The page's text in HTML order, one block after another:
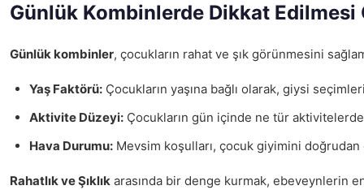
Günlük Kombinlerde Dikkat Edilmesi
Günlük kombinler, çocukların rahat ve şık görünmesini
Yaş Faktörü: Çocukların yaşına bağlı olarak, giysi
Aktivite Düzeyi: Çocukların gün içinde ne tür
Hava Durumu: Mevsim koşulları, çocuk giyimini
Rahatlık ve Şıklık arasında bir denge kurmak, ebeveynlerin